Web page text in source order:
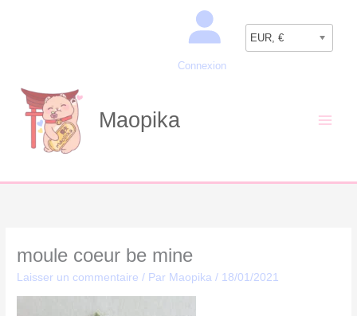
Connexion
EUR, €
Maopika
moule coeur be mine
Laisser un commentaire / Par Maopika/ 18/01/2021
Recherche